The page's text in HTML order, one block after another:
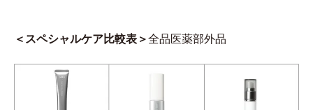
＜スペシャルケア比較表＞全品医薬部外品